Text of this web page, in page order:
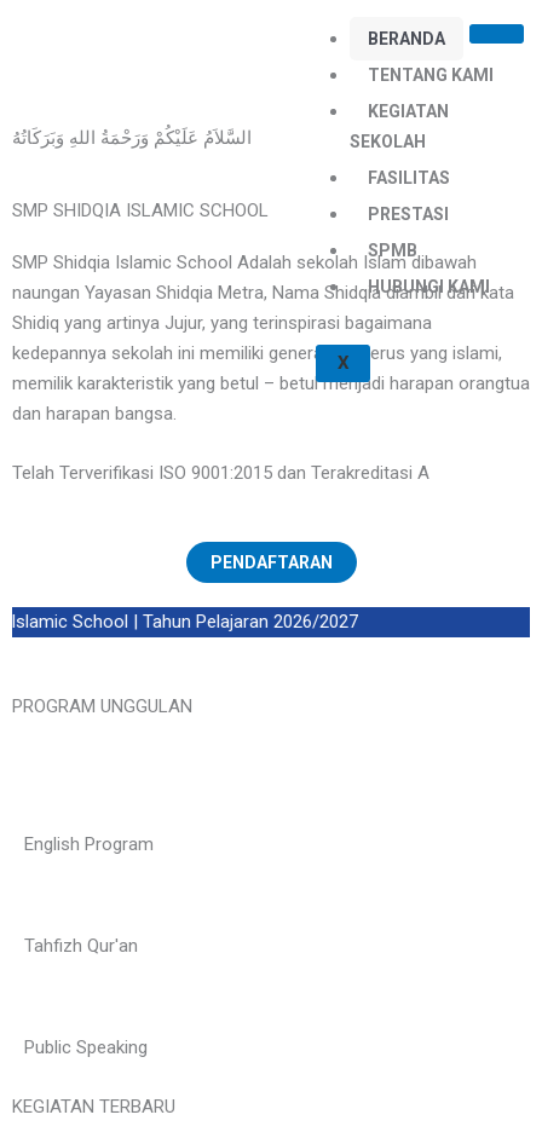
BERANDA
TENTANG KAMI
KEGIATAN
SEKOLAH
FASILITAS
PRESTASI
SPMB
HUBUNGI KAMI
X
السَّلاَمُ عَلَيْكُمْ وَرَحْمَةُ اللهِ وَبَرَكَاتُهُ
SMP SHIDQIA ISLAMIC SCHOOL
SMP Shidqia Islamic School Adalah sekolah Islam dibawah
naungan Yayasan Shidqia Metra, Nama Shidqia diambil dari kata
Shidiq yang artinya Jujur, yang terinspirasi bagaimana
kedepannya sekolah ini memiliki generasi penerus yang islami,
memilik karakteristik yang betul – betul menjadi harapan orangtua
dan harapan bangsa.
Telah Terverifikasi ISO 9001:2015 dan Terakreditasi A
PENDAFTARAN
School | Tahun Pelajaran 2026/2027
PROGRAM UNGGULAN
English Program
Tahfizh Qur'an
Public Speaking
KEGIATAN TERBARU